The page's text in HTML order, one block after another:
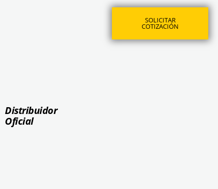
Distribuidor
Oficial
SOLICITAR
COTIZACIÓN